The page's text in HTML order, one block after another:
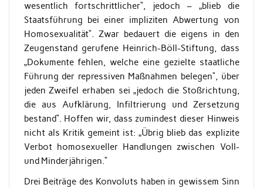
wesentlich fortschrittlicher“, jedoch – „blieb die
Staatsführung bei einer impliziten Abwertung von
Homosexualität“. Zwar bedauert die eigens in den
Zeugenstand gerufene Heinrich-Böll-Stiftung, dass
„Dokumente fehlen, welche eine gezielte staatliche
Führung der repressiven Maßnahmen belegen“, über
jeden Zweifel erhaben sei „jedoch die Stoßrichtung,
die aus Aufklärung, Infiltrierung und Zersetzung
bestand“. Hoffen wir, dass zumindest dieser Hinweis
nicht als Kritik gemeint ist: „Übrig blieb das explizite
Verbot homosexueller Handlungen zwischen Voll-
und Minderjährigen.“
Drei Beiträge des Konvoluts haben in gewissem Sinn